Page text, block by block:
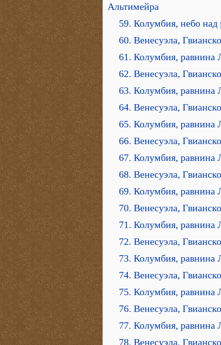
Альтимейра
59. Колумбия, небо над
60. Венесуэла,
61. Колумбия, равнина
62. Венесуэла,
63. Колумбия, равнина
64. Венесуэла,
65. Колумбия, равнина
66. Венесуэла,
67. Колумбия, равнина
68. Венесуэла,
69. Колумбия, равнина
70. Венесуэла,
71. Колумбия, равнина
72. Венесуэла,
73. Колумбия, равнина
74. Венесуэла,
75. Колумбия, равнина
76. Венесуэла,
77. Колумбия, равнина
78. Венесуэла,